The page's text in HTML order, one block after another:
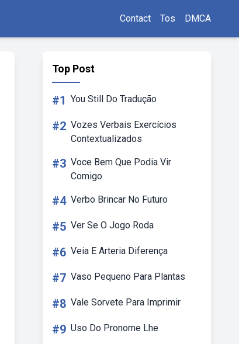
Contact Tos DMCA
Top Post
#1 You Still Do Tradução
#2 Vozes Verbais Exercícios
Contextualizados
#3 Voce Bem Que Podia Vir
Comigo
#4 Verbo Brincar No Futuro
#5 Ver Se O Jogo Roda
#6 Veia E Arteria Diferença
#7 Vaso Pequeno Para Plantas
#8 Vale Sorvete Para Imprimir
#9 Uso Do Pronome Lhe